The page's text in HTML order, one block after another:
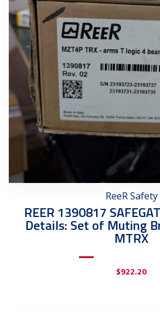
ReeR Safety
REER 1390817
Details: Set of Muting
MTRX
$922.20